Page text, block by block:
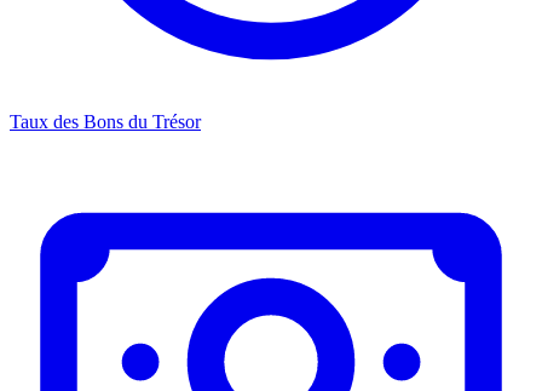
Taux des Bons du Trésor